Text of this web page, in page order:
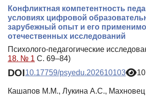
Конфликтная компетентность
условиях цифровой
зарубежный опыт и его
отечественных исследований
Психолого-педагогические
18. № 1 С. 69–84)
DOI10.17759/psyedu.202610103
Кашапов М.М., Лукина А.С.,